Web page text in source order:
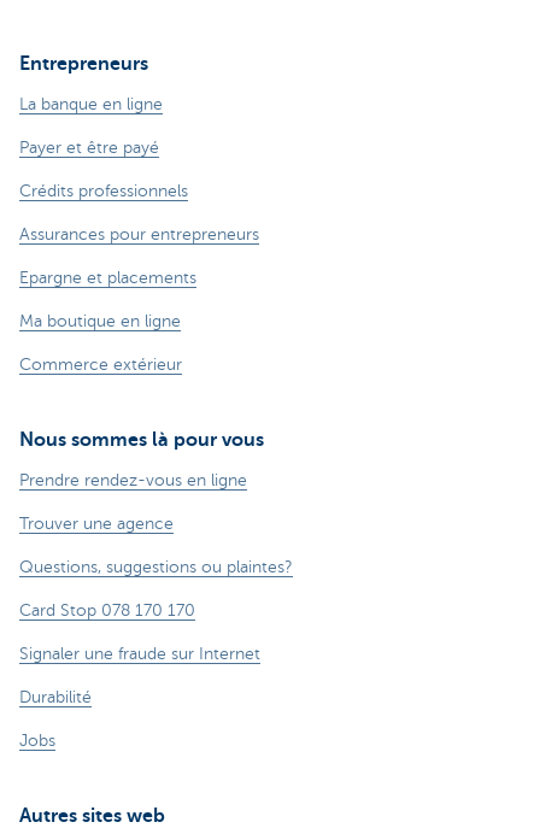
Entrepreneurs
La banque en ligne
Payer et être payé
Crédits professionnels
Assurances pour entrepreneurs
Epargne et placements
Ma boutique en ligne
Commerce extérieur
Nous sommes là pour vous
Prendre rendez-vous en ligne
Trouver une agence
Questions, suggestions ou plaintes?
Card Stop 078 170 170
Signaler une fraude sur Internet
Durabilité
Jobs
Autres sites web